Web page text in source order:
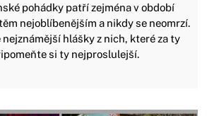
pohádky patří zejména v období
nejoblíbenějším a nikdy se neomrzí.
hlášky z nich, které za ty
si ty nejproslulejší.